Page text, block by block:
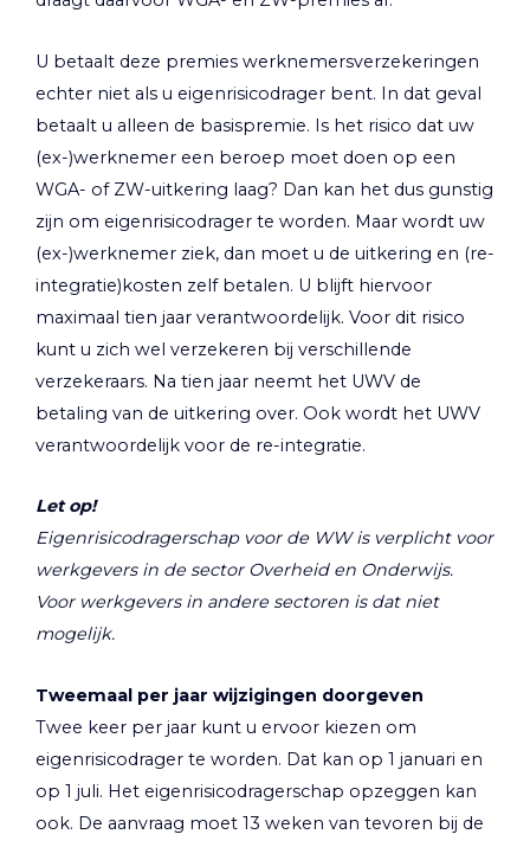
U betaalt deze premies werknemersverzekeringen
echter niet als u eigenrisicodrager bent. In dat geval
betaalt u alleen de basispremie. Is het risico dat uw
(ex-)werknemer een beroep moet doen op een
WGA- of ZW-uitkering laag? Dan kan het dus gunstig
zijn om eigenrisicodrager te worden. Maar wordt uw
(ex-)werknemer ziek, dan moet u de uitkering en (re-
integratie)kosten zelf betalen. U blijft hiervoor
maximaal tien jaar verantwoordelijk. Voor dit risico
kunt u zich wel verzekeren bij verschillende
verzekeraars. Na tien jaar neemt het UWV de
betaling van de uitkering over. Ook wordt het UWV
verantwoordelijk voor de re-integratie.
Let op!
Eigenrisicodragerschap voor de WW is verplicht voor
werkgevers in de sector Overheid en Onderwijs.
Voor werkgevers in andere sectoren is dat niet
mogelijk.
Tweemaal per jaar wijzigingen doorgeven
Twee keer per jaar kunt u ervoor kiezen om
eigenrisicodrager te worden. Dat kan op 1 januari en
op 1 juli. Het eigenrisicodragerschap opzeggen kan
ook. De aanvraag moet 13 weken van tevoren bij de